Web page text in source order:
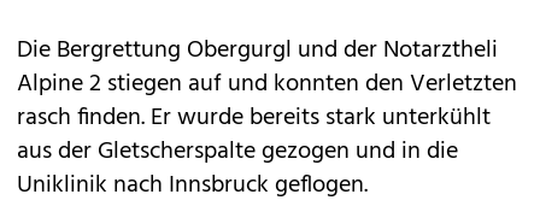
Die Bergrettung Obergurgl und der Notarztheli
Alpine 2 stiegen auf und konnten den Verletzten
rasch finden. Er wurde bereits stark unterkühlt
aus der Gletscherspalte gezogen und in die
Uniklinik nach Innsbruck geflogen.